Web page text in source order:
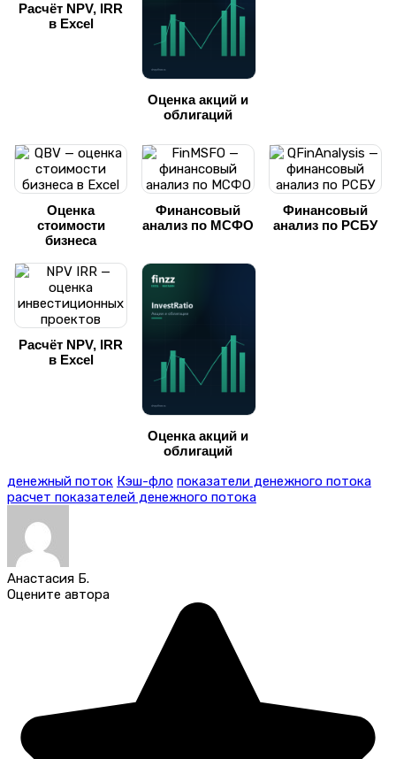
Расчёт NPV, IRR
в Excel
Оценка акций и
облигаций
Оценка
стоимости
бизнеса
Финансовый
анализ по МСФО
Финансовый
анализ по РСБУ
Расчёт NPV, IRR
в Excel
Оценка акций и
облигаций
денежный поток Кэш-фло показатели денежного потока
расчет показателей денежного потока
Анастасия Б.
Оцените автора